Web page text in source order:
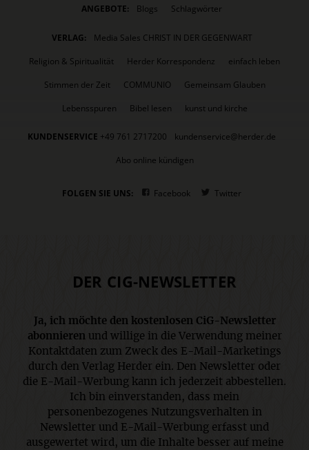
ANGEBOTE: Blogs Schlagwörter
VERLAG:
Media Sales CHRIST IN DER GEGENWART
Religion & Spiritualität
Herder Korrespondenz
einfach leben
Stimmen der Zeit
COMMUNIO
Gemeinsam Glauben
Lebensspuren
Bibel lesen kunst und kirche
KUNDENSERVICE +49 761 2717200
kundenservice@herder.de
Abo online kündigen
FOLGEN SIE UNS: Facebook Twitter
DER CIG-NEWSLETTER
Ja, ich möchte den kostenlosen CiG-Newsletter
abonnierenund willige in die Verwendung meiner
Kontaktdaten zum Zweck des E-Mail-Marketings
durch den Verlag Herder ein. Den Newsletter oder
die E-Mail-Werbung kann ich jederzeit abbestellen.
Ich bin einverstanden, dass mein
personenbezogenes Nutzungsverhalten in
Newsletter und E-Mail-Werbung erfasst und
ausgewertet wird, um die Inhalte besser auf meine